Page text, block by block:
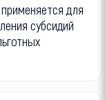
для
субсидий